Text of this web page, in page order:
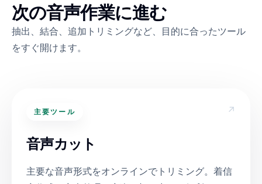
次の音声作業に進む
抽出、結合、追加トリミングなど、目的に合ったツール
をすぐ開けます。
主要ツール ↗
音声カット
主要な音声形式をオンラインでトリミング。着信